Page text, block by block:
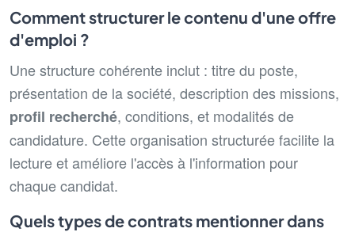
Comment structurer le contenu d'une offre
d'emploi ?
Une structure cohérente inclut : titre du poste,
présentation de la société, description des missions,
profil recherché, conditions, et modalités de
candidature. Cette organisation structurée facilite la
lecture et améliore l'accès à l'information pour
chaque candidat.
Quels types de contrats mentionner dans